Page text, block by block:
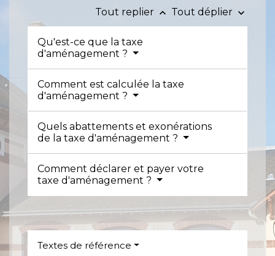
Tout replier keyboard_arrow_up Tout déplier keyboard_arrow_down
Qu'est-ce que la taxe
d'aménagement ?
Comment est calculée la taxe
d'aménagement ?
Quels abattements et exonérations
de la taxe d'aménagement ?
Comment déclarer et payer votre
taxe d'aménagement ?
Textes de référence